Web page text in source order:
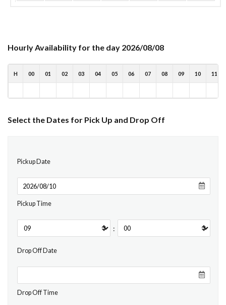
Hourly Availability for the day 2026/08/08
H 00 01 02 03 04 05 06 07 08 09 10 11
Select the Dates for Pick Up and Drop Off
Pickup Date
Pickup Time
:
Drop Off Date
Drop Off Time